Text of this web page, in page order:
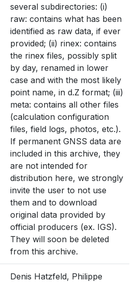
several subdirectories: (i)
raw: contains what has been
identified as raw data, if ever
provided; (ii) rinex: contains
the rinex files, possibly split
by day, renamed in lower
case and with the most likely
point name, in d.Z format; (iii)
meta: contains all other files
(calculation configuration
files, field logs, photos, etc.).
If permanent GNSS data are
included in this archive, they
are not intended for
distribution here, we strongly
invite the user to not use
them and to download
original data provided by
official producers (ex. IGS).
They will soon be deleted
from this archive.
Denis Hatzfeld, Philippe